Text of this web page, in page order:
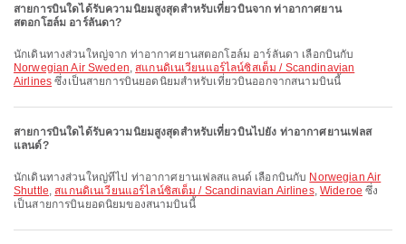
สายการบินใดได้รับความนิยมสูงสุดสำหรับเที่ยวบินจาก ท่าอากาศยาน
สตอกโฮล์ม อาร์ลันดา?
นักเดินทางส่วนใหญ่จาก ท่าอากาศยานสตอกโฮล์ม อาร์ลันดา เลือกบินกับ
Norwegian Air Sweden,สแกนดิเนเวียนแอร์ไลน์ซิสเต็ม / Scandinavian
Airlines ซึ่งเป็นสายการบินยอดนิยมสำหรับเที่ยวบินออกจากสนามบินนี้
สายการบินใดได้รับความนิยมสูงสุดสำหรับเที่ยวบินไปยัง ท่าอากาศยานเฟลส
แลนด์?
นักเดินทางส่วนใหญ่ที่ไป ท่าอากาศยานเฟลสแลนด์ เลือกบินกับ Norwegian Air
Shuttle,สแกนดิเนเวียนแอร์ไลน์ซิสเต็ม / Scandinavian Airlines, Wideroe ซึ่ง
เป็นสายการบินยอดนิยมของสนามบินนี้